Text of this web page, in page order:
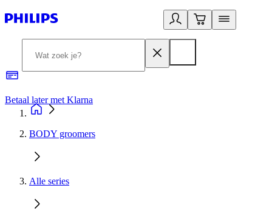
Betaal later met Klarna
BODY groomers
Alle series